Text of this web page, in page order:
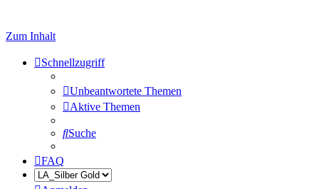
Zum Inhalt
Schnellzugriff
Unbeantwortete Themen
Aktive Themen
Suche
FAQ